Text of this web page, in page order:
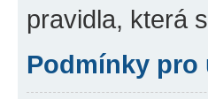
pravidla, která
Podmínky pro